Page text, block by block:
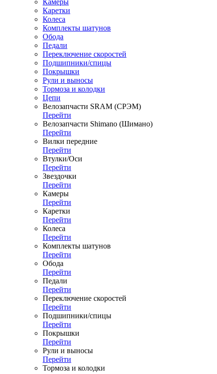
Камеры
Каретки
Колеса
Комплекты шатунов
Обода
Педали
Переключение скоростей
Подшипники/спицы
Покрышки
Рули и выносы
Тормоза и колодки
Цепи
Велозапчасти SRAM (СРЭМ)
Перейти
Велозапчасти Shimano (Шимано)
Перейти
Вилки передние
Перейти
Втулки/Оси
Перейти
Звездочки
Перейти
Камеры
Перейти
Каретки
Перейти
Колеса
Перейти
Комплекты шатунов
Перейти
Обода
Перейти
Педали
Перейти
Переключение скоростей
Перейти
Подшипники/спицы
Перейти
Покрышки
Перейти
Рули и выносы
Перейти
Тормоза и колодки